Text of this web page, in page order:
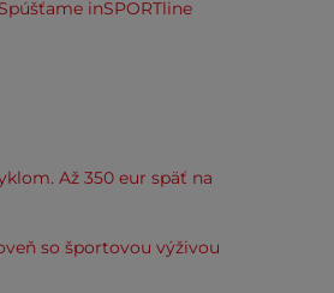
inSPORTline
Až 350 eur späť na
so športovou výživou